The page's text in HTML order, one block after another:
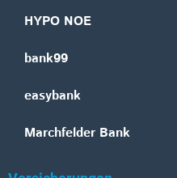
HYPO NOE
bank99
easybank
Marchfelder Bank